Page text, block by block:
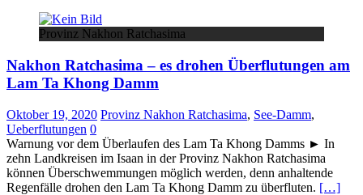
Provinz Nakhon Ratchasima
Nakhon Ratchasima – es drohen Überflutungen am
Lam Ta Khong Damm
Oktober 19, 2020 Provinz Nakhon Ratchasima, See-Damm,
Ueberflutungen 0
Warnung vor dem Überlaufen des Lam Ta Khong Damms ► In
zehn Landkreisen im Isaan in der Provinz Nakhon Ratchasima
können Überschwemmungen möglich werden, denn anhaltende
Regenfälle drohen den Lam Ta Khong Damm zu überfluten. […]